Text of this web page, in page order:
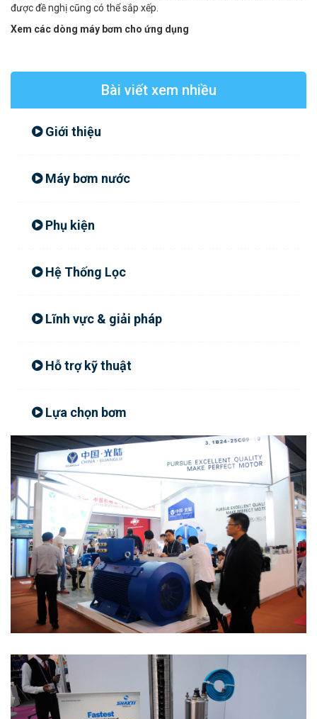
được đề nghị cũng có thể sắp xếp.
Xem các dòng máy bơm cho ứng dụng
Bài viết xem nhiều
Giới thiệu
Máy bơm nước
Phụ kiện
Hệ Thống Lọc
Lĩnh vực & giải pháp
Hỗ trợ kỹ thuật
Lựa chọn bơm